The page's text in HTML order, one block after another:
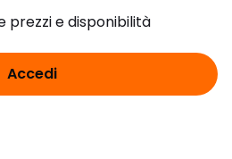
prezzi e disponibilità
Accedi